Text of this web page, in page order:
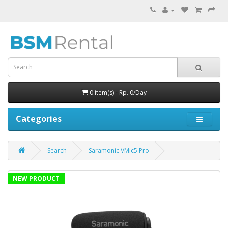
0 item(s) - Rp. 0/Day
Categories
Search Saramonic VMic5 Pro
NEW PRODUCT